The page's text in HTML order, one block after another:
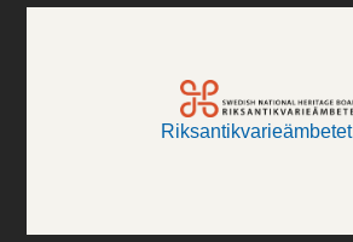
Riksantikvarieämbetet